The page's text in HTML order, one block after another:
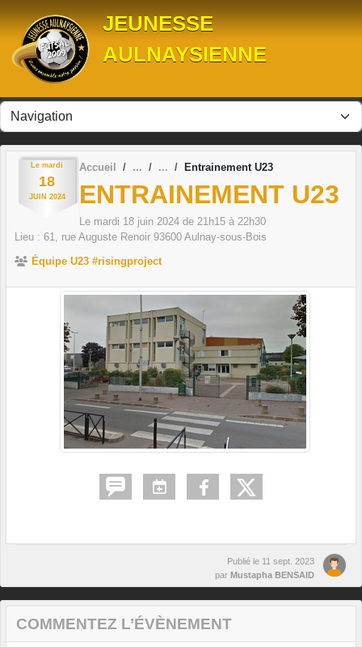
JEUNESSE
AULNAYSIENNE
Le mardi
18
JUIN 2024
Accueil Entrainement U23
ENTRAINEMENT U23
Le mardi 18 juin 2024 de 21h15 à 22h30
Lieu : 61, rue Auguste Renoir 93600 Aulnay-sous-Bois
Équipe U23 #risingproject
Publié le 11 sept. 2023
par Mustapha BENSAID
COMMENTEZ L’ÉVÈNEMENT